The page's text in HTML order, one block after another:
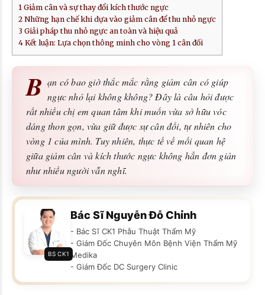
1 Giảm cân và sự thay đổi kích thước ngực
2 Những hạn chế khi dựa vào giảm cân để thu nhỏ ngực
3 Giải pháp thu nhỏ ngực an toàn và hiệu quả
4 Kết luận: Lựa chọn thông minh cho vòng 1 cân đối
B ạn có bao giờ thắc mắc rằng giảm cân có giúp
ngực nhỏ lại không không? Đây là câu hỏi được
rất nhiều chị em quan tâm khi muốn vừa sở hữu vóc
dáng thon gọn, vừa giữ được sự cân đối, tự nhiên cho
vòng 1 của mình. Tuy nhiên, thực tế về mối quan hệ
giữa giảm cân và kích thước ngực không hẳn đơn giản
như nhiều người vẫn nghĩ.
BS CK1
Bác Sĩ Nguyễn Đỗ Chỉnh
- Bác Sĩ CK1 Phẫu Thuật Thẩm Mỹ
- Giám Đốc Chuyên Môn Bệnh Viện Thẩm Mỹ
Medika
- Giám Đốc DC Surgery Clinic